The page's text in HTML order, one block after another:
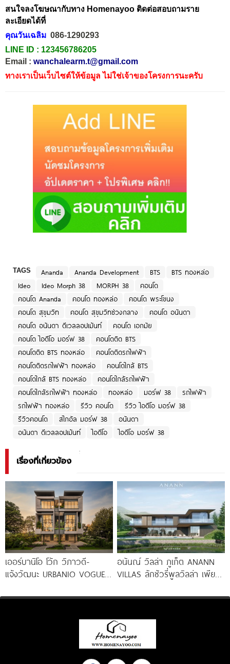
สนใจลงโฆษณากับทาง Homenayoo ติดต่อสอบถามราย
ละเอียดได้ที่
คุณวันเฉลิม 086-1290293
LINE ID : 123456786205
Email : wanchalearm.t@gmail.com
ทางเราเป็นเว็บไซต์ให้ข้อมูล ไม่ใช่เจ้าของโครงการนะครับ
TAGS Ananda Ananda Development BTS
BTS ทองหล่อ
Ideo
Ideo Morph 38 MORPH 38
คอนโด
คอนโด Ananda
คอนโด ทองหล่อ
คอนโด พระโขนง
คอนโด สุขุมวิท
คอนโด สุขุมวิทช่วงกลาง
คอนโด อนันดา
คอนโด อนันดา ดีเวลลอปเม้นท์
คอนโด เอกมัย
คอนโด ไอดีโอ มอร์ฟ 38
คอนโดติด BTS
คอนโดติด BTS ทองหล่อ
คอนโดติดรถไฟฟ้า
คอนโดติดรถไฟฟ้า ทองหล่อ
คอนโดใกล้ BTS
คอนโดใกล้ BTS ทองหล่อ
คอนโดใกล้รถไฟฟ้า
คอนโดใกล้รถไฟฟ้า ทองหล่อ
ทองหล่อ มอร์ฟ 38
รถไฟฟ้า
รถไฟฟ้า ทองหล่อ
รีวิว คอนโด
รีวิว ไอดีโอ มอร์ฟ 38
รีวิวคอนโด
สไกอัล มอร์ฟ 38
อนันดา
อนันดา ดีเวลลอปเม้นท์
ไอดีโอ ไอดีโอ มอร์ฟ 38
เรื่องที่เกี่ยวข้อง
เออร์บานิโอ โว้ก วิภาวดี-
แจ้งวัฒนะ URBANIO VOGUE
วิลล่าหรูพร้อมลิฟต์ บนทำเล
อนันณ์ วิลล่า ภูเก็ต ANANN
VILLAS ลักชัวรี่พูลวิลล่า เพียง